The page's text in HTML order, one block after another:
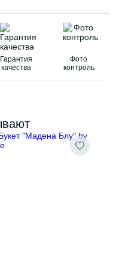
Гарантия
качества
Фото
контроль